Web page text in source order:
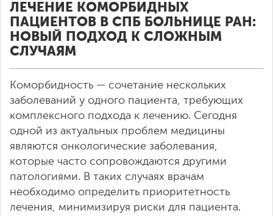
О доступной среде
ЛЕЧЕНИЕ КОМОРБИДНЫХ
ПАЦИЕНТОВ В СПБ БОЛЬНИЦЕ РАН:
НОВЫЙ ПОДХОД К СЛОЖНЫМ
СЛУЧАЯМ
Коморбидность — сочетание нескольких
заболеваний у одного пациента, требующих
комплексного подхода к лечению. Сегодня
одной из актуальных проблем медицины
являются онкологические заболевания,
которые часто сопровождаются другими
патологиями. В таких случаях врачам
необходимо определить приоритетность
лечения, минимизируя риски для пациента.